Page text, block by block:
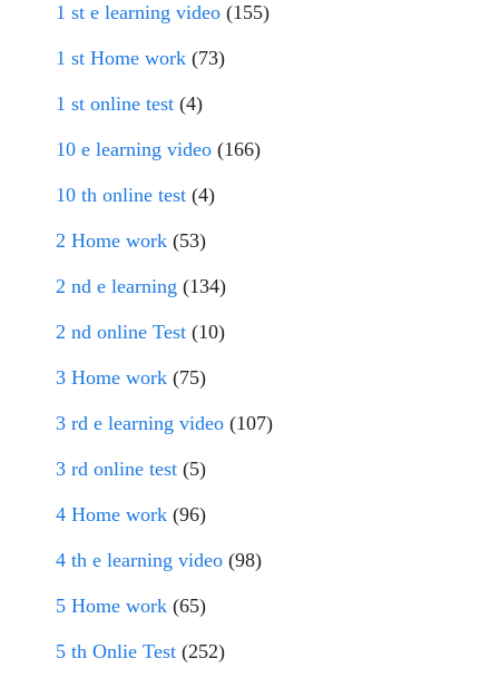
1 st e learning video (155)
1 st Home work (73)
1 st online test (4)
10 e learning video (166)
10 th online test (4)
2 Home work (53)
2 nd e learning (134)
2 nd online Test (10)
3 Home work (75)
3 rd e learning video (107)
3 rd online test (5)
4 Home work (96)
4 th e learning video (98)
5 Home work (65)
5 th Onlie Test (252)